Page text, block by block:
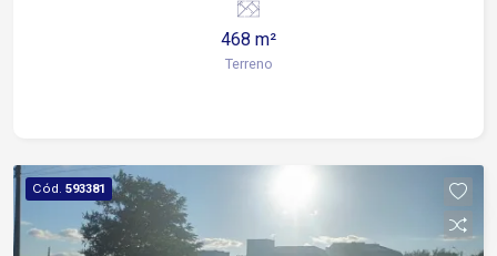
com segurança e infraestrutura. Para mais
informações ou agendar uma visita, entre em
468 m²
Terreno
Cód. 593381